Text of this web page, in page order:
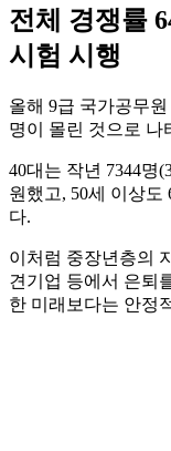
전체 경쟁률
시험 시행
올해 9급 국가공무
명이 몰린 것으로 나
40대는 작년 7344명
원했고, 50세 이상도
다.
이처럼 중장년층의
견기업 등에서 은퇴
한 미래보다는 안정